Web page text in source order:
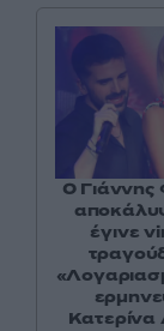
Ο Γιάννης
έγινε
Κατερίνα